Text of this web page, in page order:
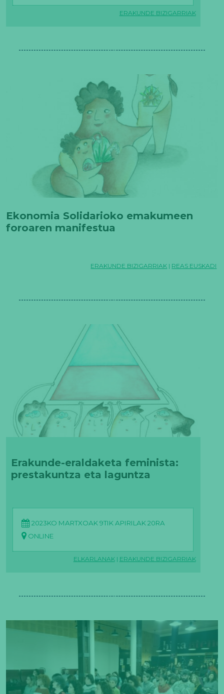
ERAKUNDE BIZIGARRIAK
Ekonomia Solidarioko emakumeen
foroaren manifestua
ERAKUNDE BIZIGARRIAK | REAS EUSKADI
Erakunde-eraldaketa feminista:
prestakuntza eta laguntza
2023KO MARTXOAK 9TIK APIRILAK 20RA
ONLINE
ELKARLANAK | ERAKUNDE BIZIGARRIAK